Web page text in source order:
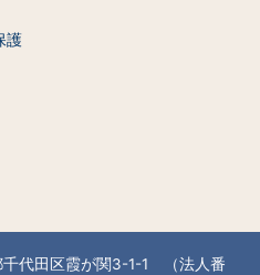
護
代田区霞が関3-1-1 （法人番